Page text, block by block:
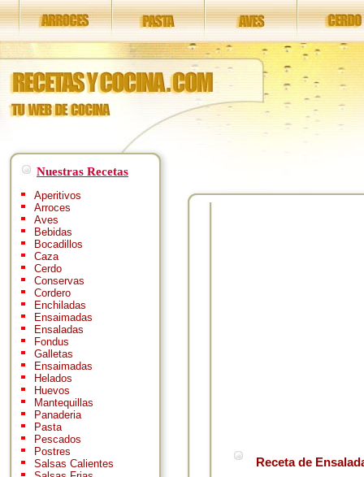
Nuestras Recetas
Aperitivos
Arroces
Aves
Bebidas
Bocadillos
Caza
Cerdo
Conservas
Cordero
Enchiladas
Ensaimadas
Ensaladas
Fondus
Galletas
Ensaimadas
Helados
Huevos
Mantequillas
Panaderia
Pasta
Pescados
Postres
Salsas Calientes
Receta de